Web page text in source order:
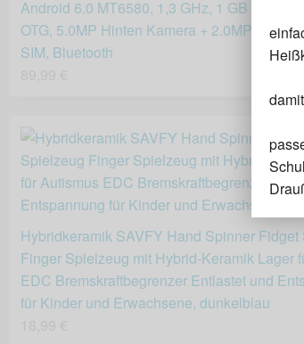
Android 6.0 MT6580, 1,3 GHz, 1 GB RAM+16
OTG, 5.0MP Hinten Kamera + 2.0MP
SIM, Bluetooth
Hybridkeramik SAVFY Hand Spinner Fidget
Finger Spielzeug mit Hybrid-Keramik Lager
EDC Bremskraftbegrenzer Entlastet und
für Kinder und Erwachsene, dunkelblau